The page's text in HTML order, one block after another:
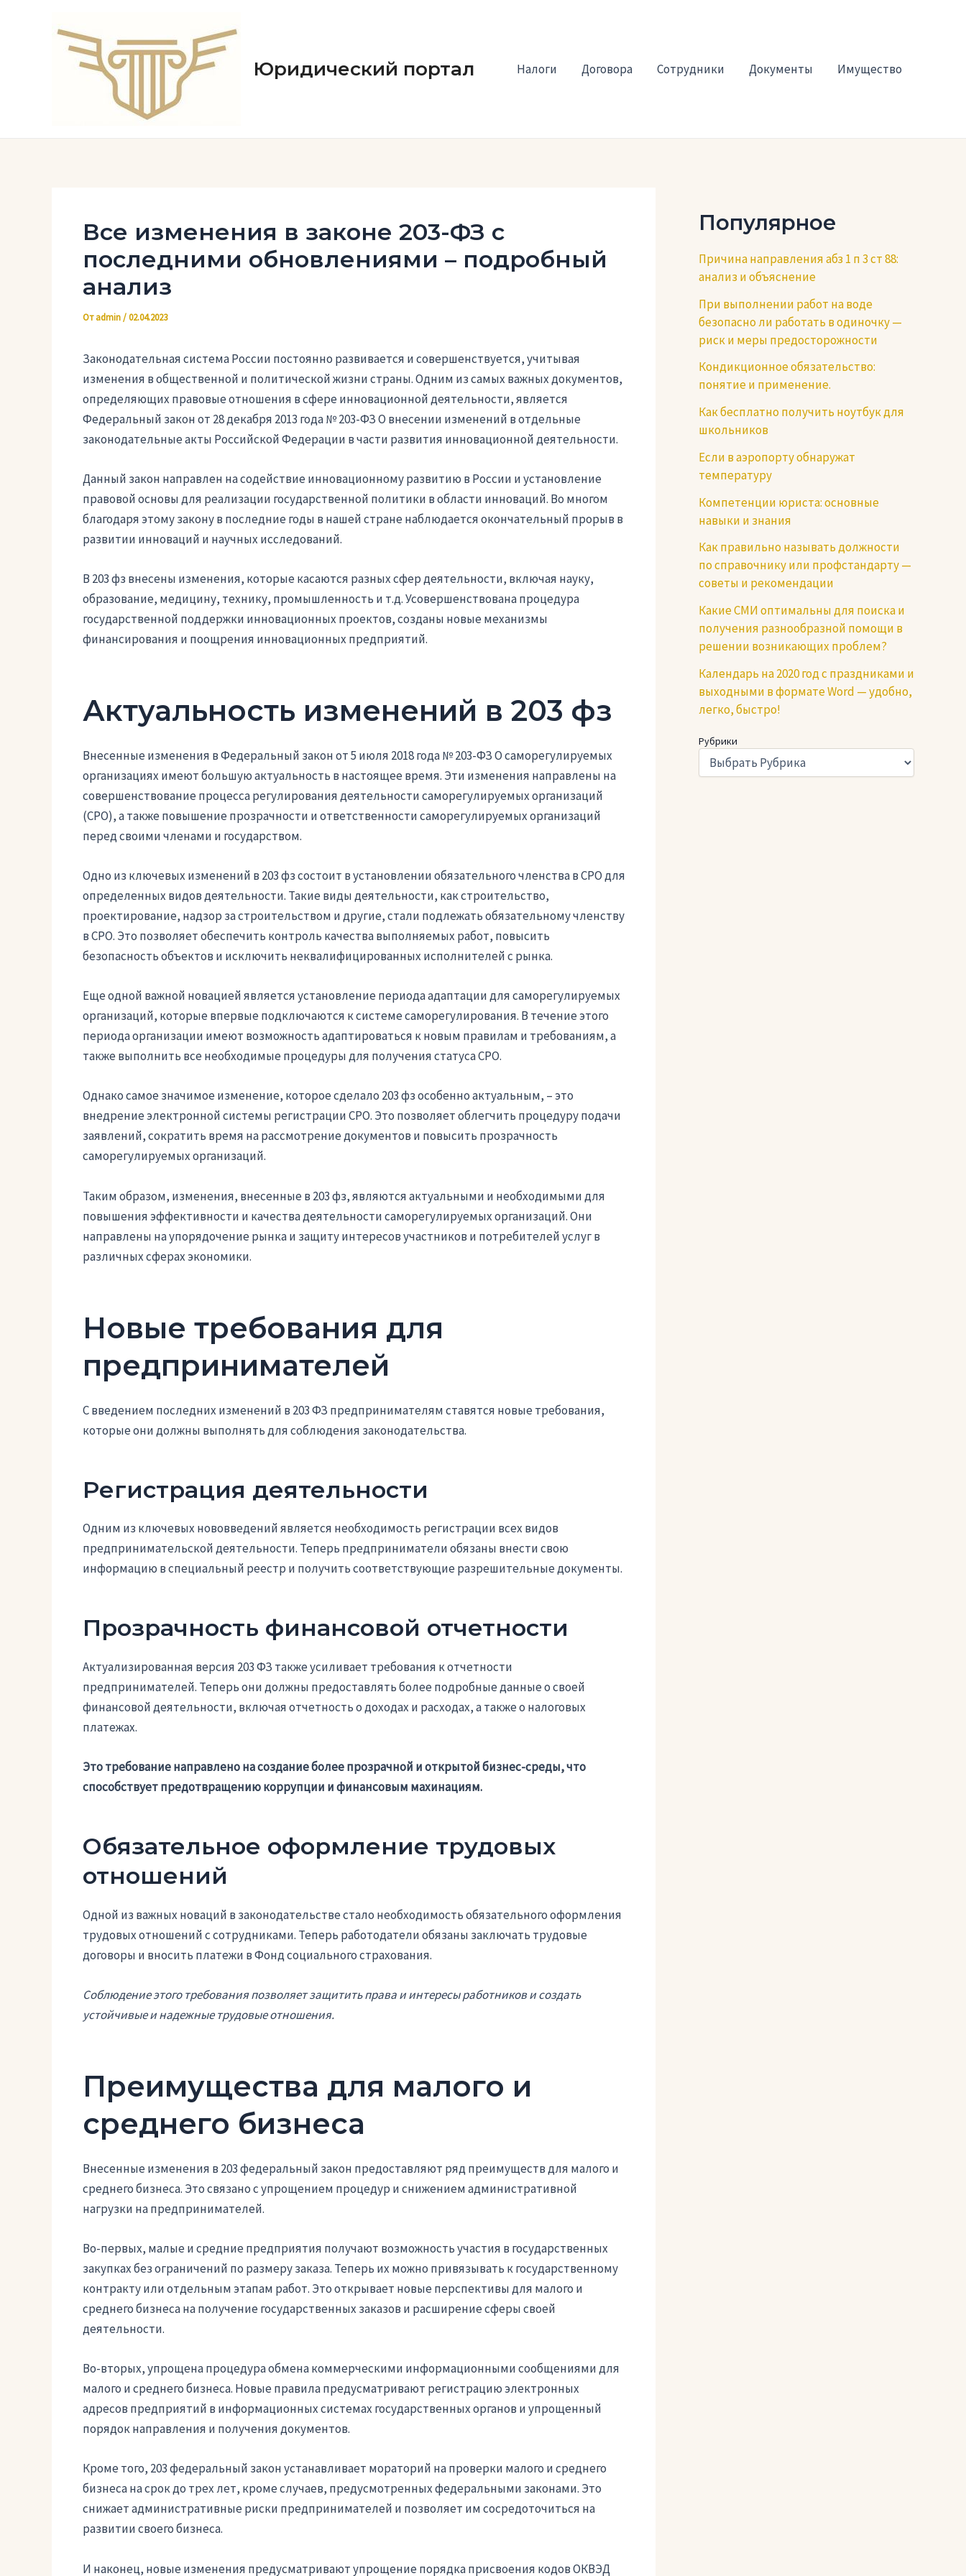
содержимому
Юридический портал Налоги Договора Сотрудники Документы Имущество
Все изменения в законе 203-ФЗ с
последними обновлениями – подробный
анализ
Отadmin/02.04.2023
Законодательная система России постоянно развивается и совершенствуется, учитывая
изменения в общественной и политической жизни страны. Одним из самых важных документов,
определяющих правовые отношения в сфере инновационной деятельности, является
Федеральный закон от 28 декабря 2013 года № 203-ФЗ О внесении изменений в отдельные
законодательные акты Российской Федерации в части развития инновационной деятельности.
Данный закон направлен на содействие инновационному развитию в России и установление
правовой основы для реализации государственной политики в области инноваций. Во многом
благодаря этому закону в последние годы в нашей стране наблюдается окончательный прорыв в
развитии инноваций и научных исследований.
В 203 фз внесены изменения, которые касаются разных сфер деятельности, включая науку,
образование, медицину, технику, промышленность и т.д. Усовершенствована процедура
государственной поддержки инновационных проектов, созданы новые механизмы
финансирования и поощрения инновационных предприятий.
Актуальность изменений в 203 фз
Внесенные изменения в Федеральный закон от 5 июля 2018 года № 203-ФЗ О саморегулируемых
организациях имеют большую актуальность в настоящее время. Эти изменения направлены на
совершенствование процесса регулирования деятельности саморегулируемых организаций
(СРО), а также повышение прозрачности и ответственности саморегулируемых организаций
перед своими членами и государством.
Одно из ключевых изменений в 203 фз состоит в установлении обязательного членства в СРО для
определенных видов деятельности. Такие виды деятельности, как строительство,
проектирование, надзор за строительством и другие, стали подлежать обязательному членству
в СРО. Это позволяет обеспечить контроль качества выполняемых работ, повысить
безопасность объектов и исключить неквалифицированных исполнителей с рынка.
Еще одной важной новацией является установление периода адаптации для саморегулируемых
организаций, которые впервые подключаются к системе саморегулирования. В течение этого
периода организации имеют возможность адаптироваться к новым правилам и требованиям, а
также выполнить все необходимые процедуры для получения статуса СРО.
Однако самое значимое изменение, которое сделало 203 фз особенно актуальным, – это
внедрение электронной системы регистрации СРО. Это позволяет облегчить процедуру подачи
заявлений, сократить время на рассмотрение документов и повысить прозрачность
саморегулируемых организаций.
Таким образом, изменения, внесенные в 203 фз, являются актуальными и необходимыми для
повышения эффективности и качества деятельности саморегулируемых организаций. Они
направлены на упорядочение рынка и защиту интересов участников и потребителей услуг в
различных сферах экономики.
Новые требования для
предпринимателей
С введением последних изменений в 203 ФЗ предпринимателям ставятся новые требования,
которые они должны выполнять для соблюдения законодательства.
Регистрация деятельности
Одним из ключевых нововведений является необходимость регистрации всех видов
предпринимательской деятельности. Теперь предприниматели обязаны внести свою
информацию в специальный реестр и получить соответствующие разрешительные документы.
Прозрачность финансовой отчетности
Актуализированная версия 203 ФЗ также усиливает требования к отчетности
предпринимателей. Теперь они должны предоставлять более подробные данные о своей
финансовой деятельности, включая отчетность о доходах и расходах, а также о налоговых
платежах.
Это требование направлено на создание более прозрачной и открытой бизнес-среды, что
способствует предотвращению коррупции и финансовым махинациям.
Обязательное оформление трудовых
отношений
Одной из важных новаций в законодательстве стало необходимость обязательного оформления
трудовых отношений с сотрудниками. Теперь работодатели обязаны заключать трудовые
договоры и вносить платежи в Фонд социального страхования.
Соблюдение этого требования позволяет защитить права и интересы работников и создать
устойчивые и надежные трудовые отношения.
Преимущества для малого и
среднего бизнеса
Внесенные изменения в 203 федеральный закон предоставляют ряд преимуществ для малого и
среднего бизнеса. Это связано с упрощением процедур и снижением административной
нагрузки на предпринимателей.
Во-первых, малые и средние предприятия получают возможность участия в государственных
закупках без ограничений по размеру заказа. Теперь их можно привязывать к государственному
контракту или отдельным этапам работ. Это открывает новые перспективы для малого и
среднего бизнеса на получение государственных заказов и расширение сферы своей
деятельности.
Во-вторых, упрощена процедура обмена коммерческими информационными сообщениями для
малого и среднего бизнеса. Новые правила предусматривают регистрацию электронных
адресов предприятий в информационных системах государственных органов и упрощенный
порядок направления и получения документов.
Кроме того, 203 федеральный закон устанавливает мораторий на проверки малого и среднего
бизнеса на срок до трех лет, кроме случаев, предусмотренных федеральными законами. Это
снижает административные риски предпринимателей и позволяет им сосредоточиться на
развитии своего бизнеса.
И наконец, новые изменения предусматривают упрощение порядка присвоения кодов ОКВЭД
Популярное
Причина направления абз 1 п 3 ст 88:
анализ и объяснение
При выполнении работ на воде
безопасно ли работать в одиночку —
риск и меры предосторожности
Кондикционное обязательство:
понятие и применение.
Как бесплатно получить ноутбук для
школьников
Если в аэропорту обнаружат
температуру
Компетенции юриста: основные
навыки и знания
Как правильно называть должности
по справочнику или профстандарту —
советы и рекомендации
Какие СМИ оптимальны для поиска и
получения разнообразной помощи в
решении возникающих проблем?
Календарь на 2020 год с праздниками и
выходными в формате Word — удобно,
легко, быстро!
Рубрики